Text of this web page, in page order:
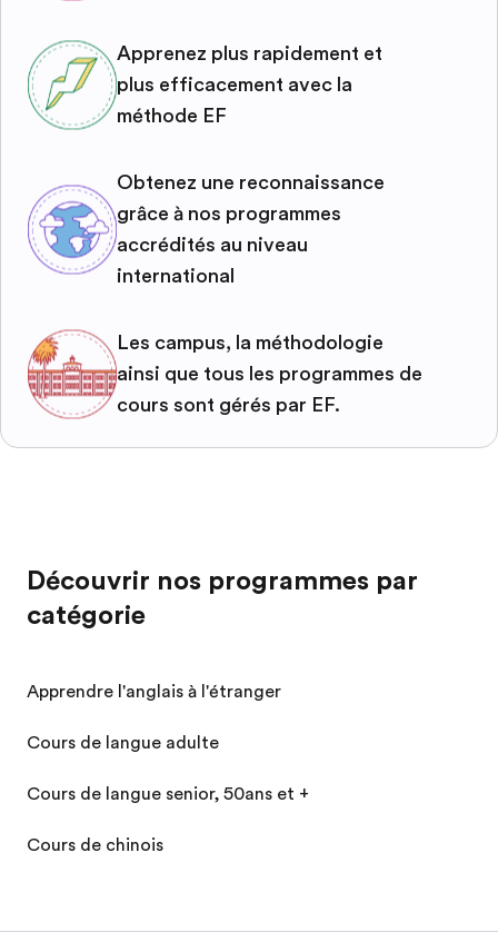
Apprenez plus rapidement et
plus efficacement avec la
méthode EF
Obtenez une reconnaissance
grâce à nos programmes
accrédités au niveau
international
Les campus, la méthodologie
ainsi que tous les programmes de
cours sont gérés par EF.
Découvrir nos programmes par
catégorie
Apprendre l'anglais à l'étranger
Cours de langue adulte
Cours de langue senior, 50ans et +
Cours de chinois